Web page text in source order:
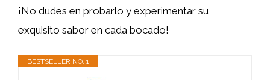
¡No dudes en probarlo y experimentar su
exquisito sabor en cada bocado!
BESTSELLER NO. 1